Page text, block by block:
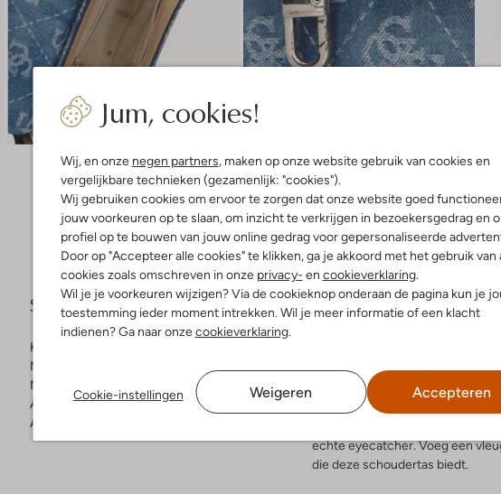
Jum, cookies!
Wij, en onze negen partners, maken op onze website gebruik van cookies en
vergelijkbare technieken (gezamenlijk: "cookies").
Wij gebruiken cookies om ervoor te zorgen dat onze website goed
jouw voorkeuren op te slaan, om inzicht te verkrijgen in bezoekersgedrag en
profiel op te bouwen van jouw online gedrag voor gepersonaliseerde
Door op "Accepteer alle cookies" te klikken, ga je akkoord met het gebruik van
cookies zoals omschreven in onze privacy- en cookieverklaring.
Wil je je voorkeuren wijzigen? Via de cookieknop onderaan de pagina kun je
toestemming ieder moment intrekken. Wil je meer informatie of een klacht
indienen? Ga naar onzecookieverklaring.
Cookie-instellingen Weigeren Accepteren
Bezorgen & retourneren
Samenstelling & Pasvorm
Kleur:
Materiaal buitenkant:
Materiaal binnenkant:
Afmetingen:22 X 5 X 11 Cm
Afneembaar hengsel:
Omschrijving
Ontdek de elegante CERELIA
schoudertas van GUESS is de
waarderen. Draag 'm tijdens
combineert moeiteloos met een
bij een chique jurk. De
echte eyecatcher. Voeg een
die deze schoudertas biedt.